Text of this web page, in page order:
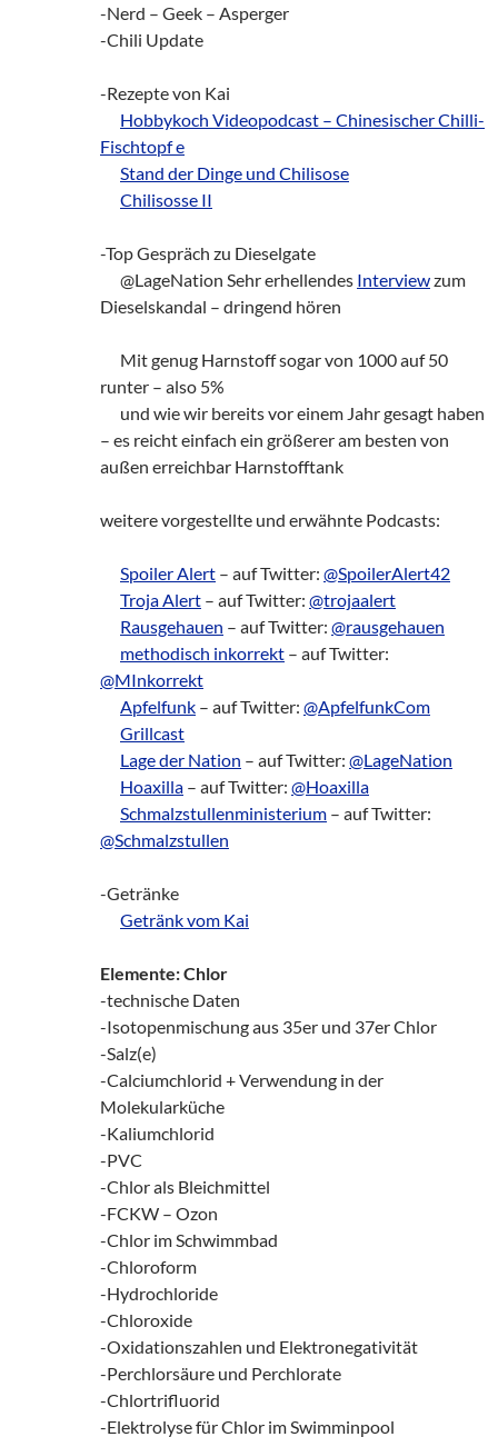
-Nerd – Geek – Asperger
-Chili Update
-Rezepte von Kai
Hobbykoch Videopodcast – Chinesischer Chilli-
Fischtopf e
Stand der Dinge und Chilisose
Chilisosse II
-Top Gespräch zu Dieselgate
@LageNation Sehr erhellendes Interviewzum
Dieselskandal – dringend hören
Mit genug Harnstoff sogar von 1000 auf 50
runter – also 5%
und wie wir bereits vor einem Jahr gesagt haben
– es reicht einfach ein größerer am besten von
außen erreichbar Harnstofftank
weitere vorgestellte und erwähnte Podcasts:
Spoiler Alert – auf Twitter: @SpoilerAlert42
Troja Alert – auf Twitter: @trojaalert
Rausgehauen – auf Twitter: @rausgehauen
methodisch inkorrekt – auf Twitter:
@MInkorrekt
Apfelfunk – auf Twitter: @ApfelfunkCom
Grillcast
Lage der Nation – auf Twitter: @LageNation
Hoaxilla – auf Twitter: @Hoaxilla
Schmalzstullenministerium – auf Twitter:
@Schmalzstullen
-Getränke
Getränk vom Kai
Elemente: Chlor
-technische Daten
-Isotopenmischung aus 35er und 37er Chlor
-Salz(e)
-Calciumchlorid + Verwendung in der
Molekularküche
-Kaliumchlorid
-PVC
-Chlor als Bleichmittel
-FCKW – Ozon
-Chlor im Schwimmbad
-Chloroform
-Hydrochloride
-Chloroxide
-Oxidationszahlen und Elektronegativität
-Perchlorsäure und Perchlorate
-Chlortrifluorid
-Elektrolyse für Chlor im Swimminpool